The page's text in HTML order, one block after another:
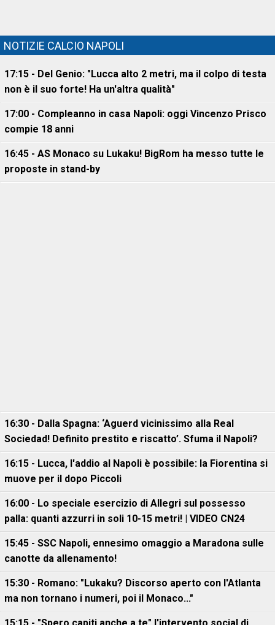
NOTIZIE CALCIO NAPOLI
17:15 - Del Genio: "Lucca alto 2 metri, ma il colpo di testa
non è il suo forte! Ha un'altra qualità"
17:00 - Compleanno in casa Napoli: oggi Vincenzo Prisco
compie 18 anni
16:45 - AS Monaco su Lukaku! BigRom ha messo tutte le
proposte in stand-by
16:30 - Dalla Spagna: ‘Aguerd vicinissimo alla Real
Sociedad! Definito prestito e riscatto’. Sfuma il Napoli?
16:15 - Lucca, l'addio al Napoli è possibile: la Fiorentina si
muove per il dopo Piccoli
16:00 - Lo speciale esercizio di Allegri sul possesso
palla: quanti azzurri in soli 10-15 metri! | VIDEO CN24
15:45 - SSC Napoli, ennesimo omaggio a Maradona sulle
canotte da allenamento!
15:30 - Romano: "Lukaku? Discorso aperto con l'Atlanta
ma non tornano i numeri, poi il Monaco..."
15:15 - "Spero capiti anche a te" l'intervento social di